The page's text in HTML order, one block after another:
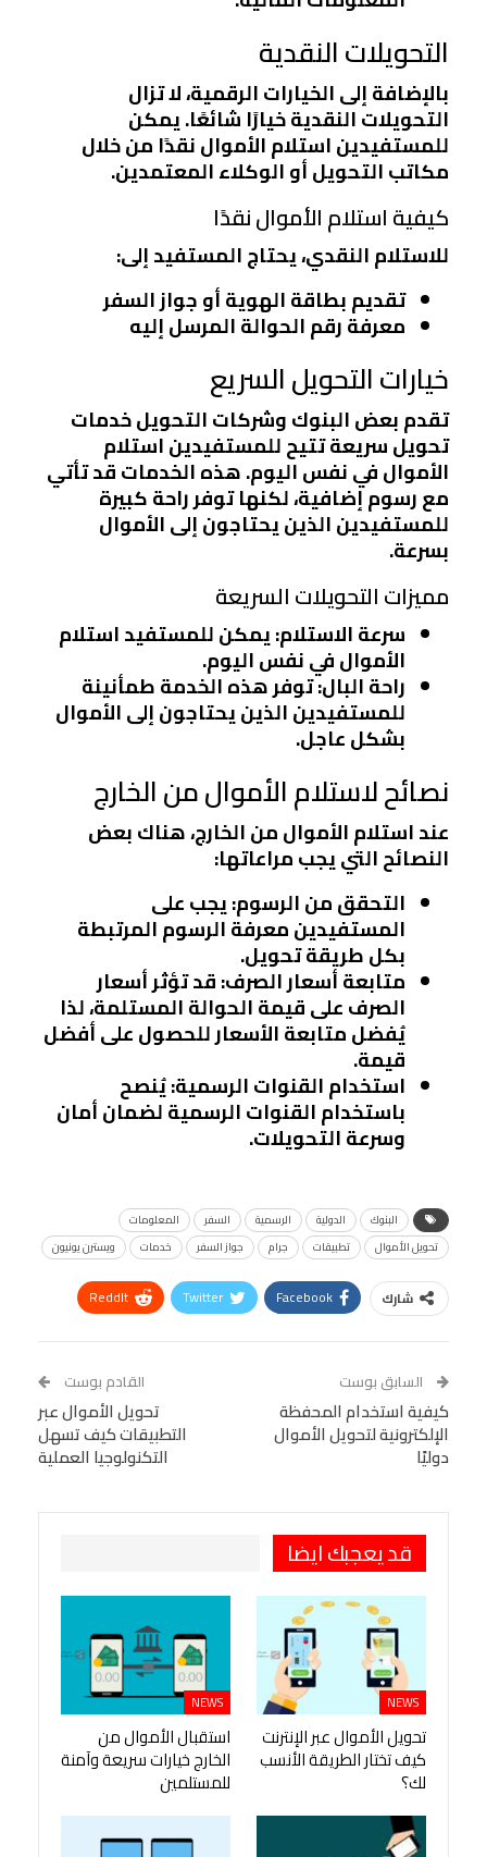
التحويلات النقدية
بالإضافة إلى الخيارات الرقمية، لا تزال
التحويلات النقدية خيارًا شائعًا. يمكن
للمستفيدين استلام الأموال نقدًا من خلال
مكاتب التحويل أو الوكلاء المعتمدين.
كيفية استلام الأموال نقدًا
للاستلام النقدي، يحتاج المستفيد إلى:
تقديم بطاقة الهوية أو جواز السفر
معرفة رقم الحوالة المرسل إليه
خيارات التحويل السريع
تقدم بعض البنوك وشركات التحويل خدمات
تحويل سريعة تتيح للمستفيدين استلام
الأموال في نفس اليوم. هذه الخدمات قد تأتي
مع رسوم إضافية، لكنها توفر راحة كبيرة
للمستفيدين الذين يحتاجون إلى الأموال
بسرعة.
مميزات التحويلات السريعة
سرعة الاستلام: يمكن للمستفيد استلام
الأموال في نفس اليوم.
راحة البال: توفر هذه الخدمة طمأنينة
للمستفيدين الذين يحتاجون إلى الأموال
بشكل عاجل.
نصائح لاستلام الأموال من الخارج
عند استلام الأموال من الخارج، هناك بعض
النصائح التي يجب مراعاتها:
التحقق من الرسوم: يجب على
المستفيدين معرفة الرسوم المرتبطة
بكل طريقة تحويل.
متابعة أسعار الصرف: قد تؤثر أسعار
الصرف على قيمة الحوالة المستلمة، لذا
يُفضل متابعة الأسعار للحصول على أفضل
قيمة.
استخدام القنوات الرسمية: يُنصح
باستخدام القنوات الرسمية لضمان أمان
وسرعة التحويلات.
البنوك الدولية الرسمية السفر
المعلومات
تحويل الأموال
تطبيقات جرام جواز السفر خدمات ويسترن يونيون
شارك Facebook
Twitter
ReddIt
Tumblr
البريد الإلكتروني
VK
Digg
LINE
BlackBerry
Viber
السابق بوست
كيفية استخدام المحفظة
الإلكترونية لتحويل الأموال
دوليًا
القادم بوست
تحويل الأموال عبر
التطبيقات كيف تسهل
التكنولوجيا العملية
قد يعجبك ايضا
NEWS
تحويل الأموال عبر الإنترنت
كيف تختار الطريقة الأنسب
لك؟
NEWS
استقبال الأموال من
الخارج خيارات سريعة وآمنة
للمستلمين